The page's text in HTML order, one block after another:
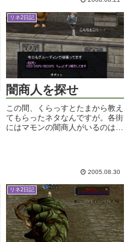
誕生日プレゼントと...
リネ2日記
闇商人を探せ
この間、くらっすとたまから教え
てもらったネタなんですが。各街
にはマモンの闇商人がいるのはご
方なんですが。この方、闇商人
の...
2005.08.30
リネ2日記